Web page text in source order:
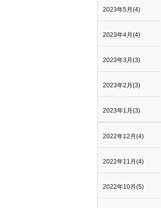
2023年5月(4)
2023年4月(4)
2023年3月(3)
2023年2月(3)
2023年1月(3)
2022年12月(4)
2022年11月(4)
2022年10月(5)